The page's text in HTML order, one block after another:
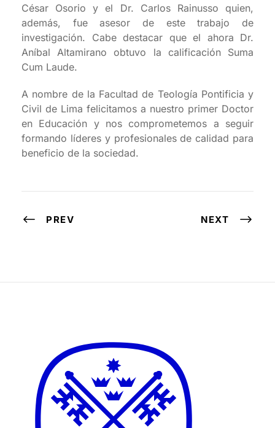
César Osorio y el Dr. Carlos Rainusso quien,
además, fue asesor de este trabajo de
investigación. Cabe destacar que el ahora Dr.
Aníbal Altamirano obtuvo la calificación Suma
Cum Laude.
A nombre de la Facultad de Teología Pontificia y
Civil de Lima felicitamos a nuestro primer Doctor
en Educación y nos comprometemos a seguir
formando líderes y profesionales de calidad para
beneficio de la sociedad.
PREV NEXT